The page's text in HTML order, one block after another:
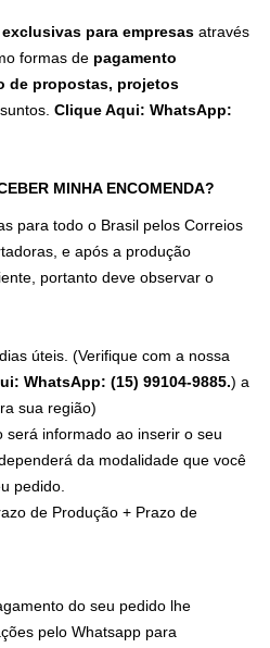
para empresas através
formas de pagamento
de propostas, projetos
Clique Aqui: WhatsApp:
MINHA ENCOMENDA?
para todo o Brasil pelos Correios
e após a produção
portanto deve observar o
úteis. (Verifique com a nossa
WhatsApp: (15) 99104-9885.) a
sua região)
será informado ao inserir o seu
da modalidade que você
pedido.
de Produção + Prazo de
do seu pedido lhe
pelo Whatsapp para